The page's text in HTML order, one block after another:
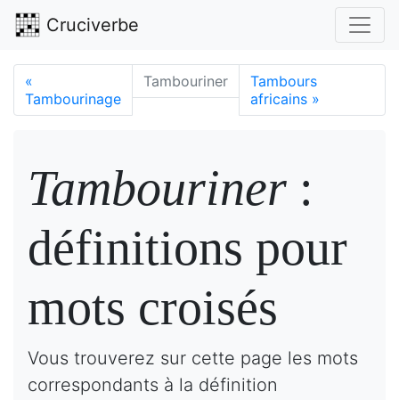
Cruciverbe
«
Tambourinage
Tambouriner
Tambours
africains »
Tambouriner :
définitions pour
mots croisés
Vous trouverez sur cette page les mots
correspondants à la définition